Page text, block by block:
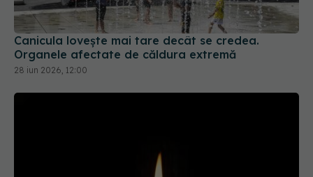
28 iun 2026, 12:00